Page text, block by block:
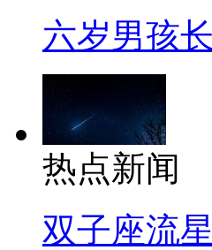
六岁男孩
热点新闻
双子座流